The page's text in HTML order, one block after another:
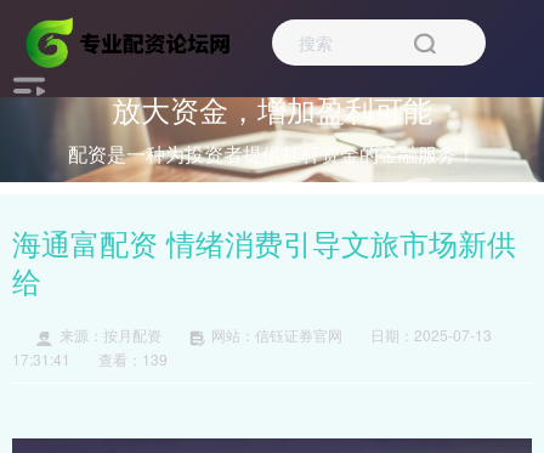
放大资金，增加盈利可能
配资是一种为投资者提供杠杆资金的金融服务！
海通富配资 情绪消费引导文旅市场新供
给
来源：按月配资 网站：信钰证券官网
日期：2025-07-13
17:31:41
查看：139